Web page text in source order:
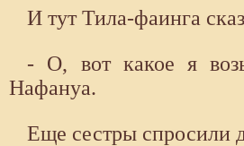
И тут Тила-фаинга
- О, вот какое я
Нафануа.
Еще сестры спросили